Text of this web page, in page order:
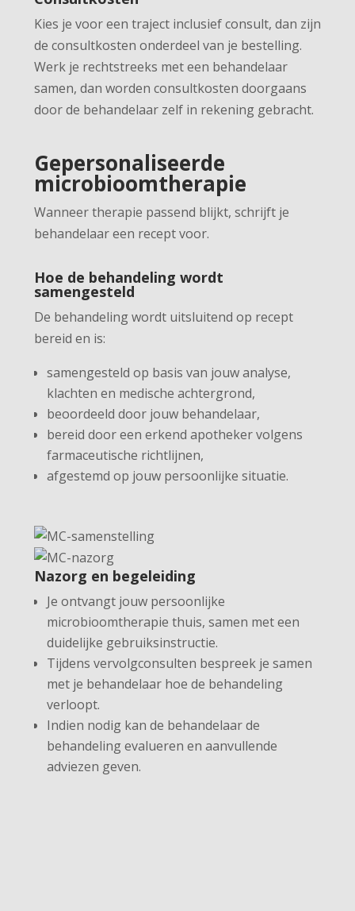
Kies je voor een traject inclusief consult, dan zijn
de consultkosten onderdeel van je bestelling.
Werk je rechtstreeks met een behandelaar
samen, dan worden consultkosten doorgaans
door de behandelaar zelf in rekening gebracht.
Gepersonaliseerde
microbioomtherapie
Wanneer therapie passend blijkt, schrijft je
behandelaar een recept voor.
Hoe de behandeling wordt
samengesteld
De behandeling wordt uitsluitend op recept
bereid en is:
samengesteld op basis van jouw analyse,
klachten en medische achtergrond,
beoordeeld door jouw behandelaar,
bereid door een erkend apotheker volgens
farmaceutische richtlijnen,
afgestemd op jouw persoonlijke situatie.
Nazorg en begeleiding
Je ontvangt jouw persoonlijke
microbioomtherapie thuis, samen met een
duidelijke gebruiksinstructie.
Tijdens vervolgconsulten bespreek je samen
met je behandelaar hoe de behandeling
verloopt.
Indien nodig kan de behandelaar de
behandeling evalueren en aanvullende
adviezen geven.